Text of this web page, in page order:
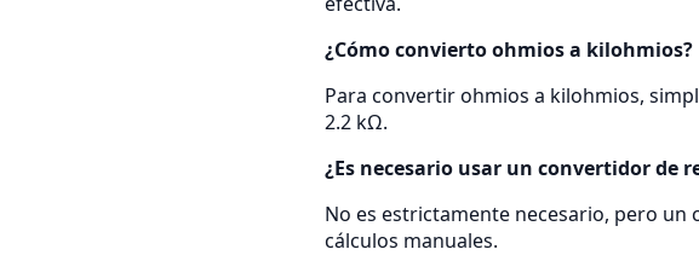
¿Cómo convierto ohmios a kilohmios?
Para convertir ohmios a kilohmios,
2.2 kΩ.
¿Es necesario usar un convertidor de
No es estrictamente necesario, pero
cálculos manuales.